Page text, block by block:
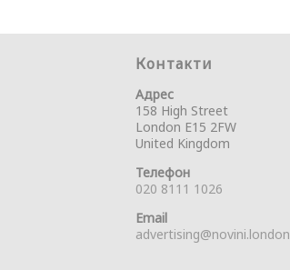
Контакти
Адрес
158 High Street
London E15 2FW
United Kingdom
Телефон
020 8111 1026
Email
advertising@novini.london